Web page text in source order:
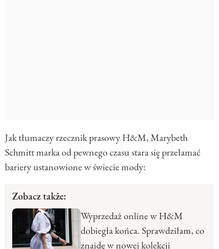
Jak tłumaczy rzecznik prasowy H&M, Marybeth
Schmitt marka od pewnego czasu stara się przełamać
bariery ustanowione w świecie mody:
Zobacz także:
Wyprzedaż online w H&M
dobiegła końca. Sprawdziłam, co
znajdę w nowej kolekcji